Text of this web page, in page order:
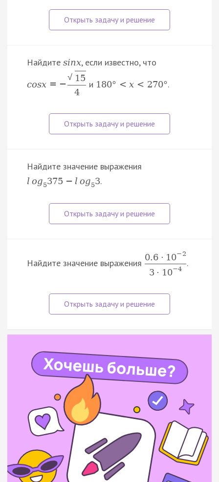
Найдите sinx, если известно, что
cosx = −
√ 15
4
и 180° < x < 270°.
Найдите значение выражения
l og5375 − l og53.
Найдите значение выражения
0.6 · 10− 2
3 · 10−4
.